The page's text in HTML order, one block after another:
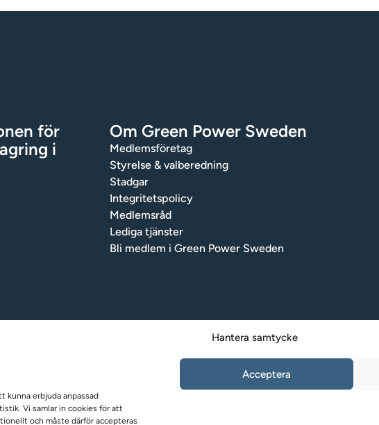
Hantera samtycke
kunna erbjuda anpassad
Vi samlar in cookies för att
och måste därför accepteras
Acceptera
för
i
Om Green Power Sweden
Medlemsföretag
Styrelse & valberedning
Stadgar
Integritetspolicy
Medlemsråd
Lediga tjänster
Bli medlem i Green Power Sweden